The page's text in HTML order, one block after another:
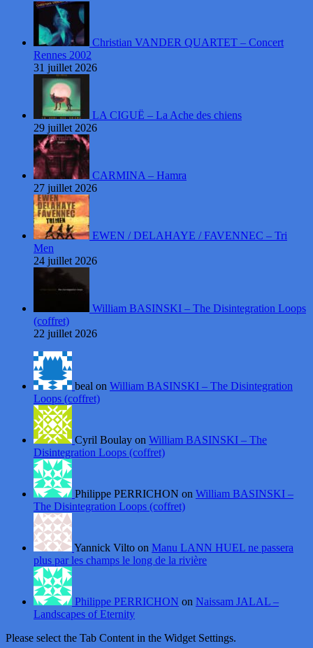
Christian VANDER QUARTET – Concert
Rennes 2002
31 juillet 2026
LA CIGUË – La Ache des chiens
29 juillet 2026
CARMINA – Hamra
27 juillet 2026
EWEN / DELAHAYE / FAVENNEC – Tri
Men
24 juillet 2026
William BASINSKI – The Disintegration Loops
(coffret)
22 juillet 2026
beal on William BASINSKI – The Disintegration
Loops (coffret)
Cyril Boulay on William BASINSKI – The
Disintegration Loops (coffret)
Philippe PERRICHON on William BASINSKI –
The Disintegration Loops (coffret)
Yannick Vilto on Manu LANN HUEL ne passera
plus par les champs le long de la rivière
Philippe PERRICHON on Naissam JALAL –
Landscapes of Eternity
Please select the Tab Content in the Widget Settings.